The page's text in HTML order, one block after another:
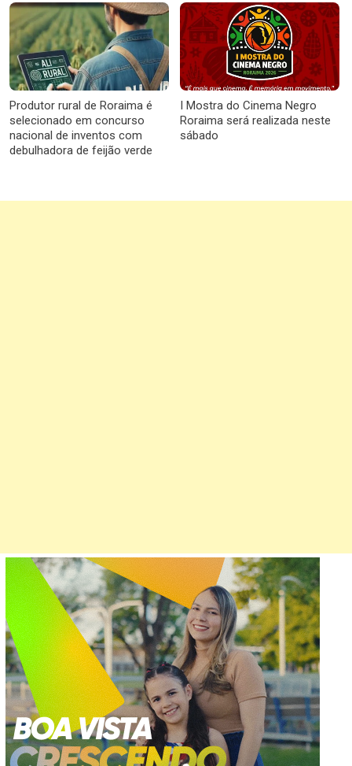
Produtor rural de Roraima é
selecionado em concurso
nacional de inventos com
debulhadora de feijão verde
I Mostra do Cinema Negro
Roraima será realizada neste
sábado